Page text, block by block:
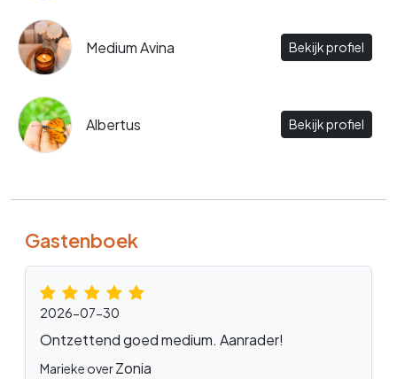
Medium Avina Bekijk profiel
Albertus Bekijk profiel
Gastenboek
2026-07-30
Ontzettend goed medium. Aanrader!
Marieke overZonia